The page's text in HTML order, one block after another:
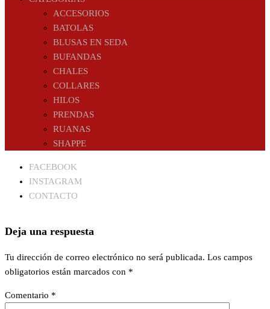
ACCESORIOS
BATOLAS
BLUSAS EN SEDA
BUFANDAS
CHALES
COLLARES
HILOS
PRENDAS
RUANAS
SHAPPE
FACEBOOK
INSTAGRAM
CONTACTO
Deja una respuesta
Tu dirección de correo electrónico no será publicada. Los campos
obligatorios están marcados con *
Comentario *